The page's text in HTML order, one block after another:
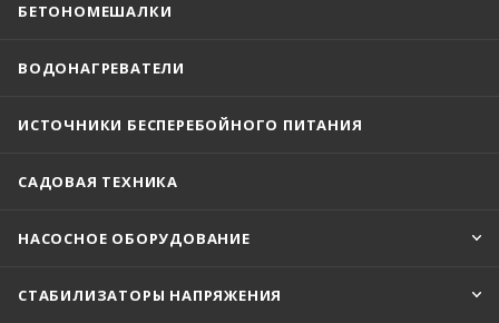
БЕТОНОМЕШАЛКИ
ВОДОНАГРЕВАТЕЛИ
ИСТОЧНИКИ БЕСПЕРЕБОЙНОГО ПИТАНИЯ
САДОВАЯ ТЕХНИКА
НАСОСНОЕ ОБОРУДОВАНИЕ
СТАБИЛИЗАТОРЫ НАПРЯЖЕНИЯ